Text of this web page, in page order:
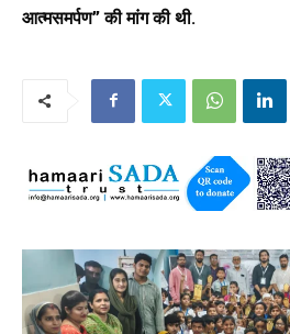
आत्मसमर्पण” की मांग की थी.